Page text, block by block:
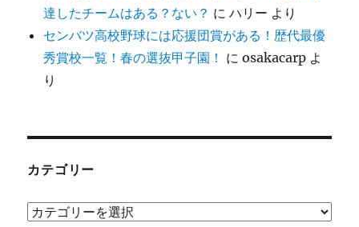
達したチームはある？ない？ にハリー より
センバツ高校野球には応援団賞がある！歴代最優
秀賞校一覧！春の選抜甲子園！ にosakacarp よ
り
カテゴリー
カ